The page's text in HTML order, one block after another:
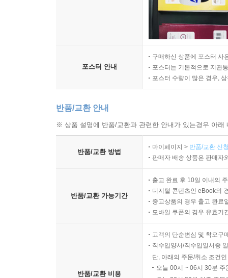
포스터 안내
구매하신 상품에 포스터 사
포스터는 기본적으로 지관
포스터 수량이 많은 경우,
반품/교환 안내
※ 상품 설명에 반품/교환과 관련한 안내가 있는경우 아
반품/교환 방법
마이페이지 > 반품/교환 신
판매자 배송 상품은 판매자
반품/교환 가능기간
출고 완료 후 10일 이내의
디지털 콘텐츠인 eBook의
중고상품의 경우 출고 완료
모바일 쿠폰의 경우 유효기
반품/교환 비용
고객의 단순변심 및 착오구
직수입양서/직수입일서중
단, 아래의 주문/취소 조건
오늘 00시 ~ 06시 30분